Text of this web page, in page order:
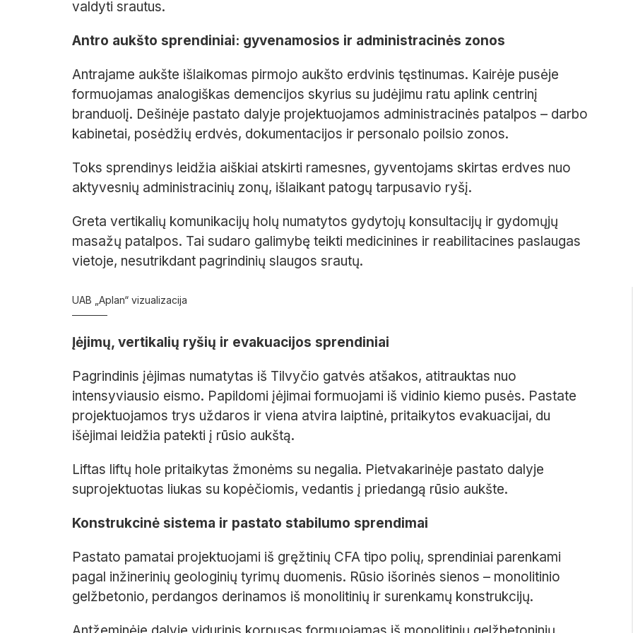
valdyti srautus.
Antro aukšto sprendiniai: gyvenamosios ir administracinės zonos
Antrajame aukšte išlaikomas pirmojo aukšto erdvinis tęstinumas. Kairėje pusėje
formuojamas analogiškas demencijos skyrius su judėjimu ratu aplink centrinį
branduolį. Dešinėje pastato dalyje projektuojamos administracinės patalpos – darbo
kabinetai, posėdžių erdvės, dokumentacijos ir personalo poilsio zonos.
Toks sprendinys leidžia aiškiai atskirti ramesnes, gyventojams skirtas erdves nuo
aktyvesnių administracinių zonų, išlaikant patogų tarpusavio ryšį.
Greta vertikalių komunikacijų holų numatytos gydytojų konsultacijų ir gydomųjų
masažų patalpos. Tai sudaro galimybę teikti medicinines ir reabilitacines paslaugas
vietoje, nesutrikdant pagrindinių slaugos srautų.
UAB „Aplan“ vizualizacija
Įėjimų, vertikalių ryšių ir evakuacijos sprendiniai
Pagrindinis įėjimas numatytas iš Tilvyčio gatvės atšakos, atitrauktas nuo
intensyviausio eismo. Papildomi įėjimai formuojami iš vidinio kiemo pusės. Pastate
projektuojamos trys uždaros ir viena atvira laiptinė, pritaikytos evakuacijai, du
išėjimai leidžia patekti į rūsio aukštą.
Liftas liftų hole pritaikytas žmonėms su negalia. Pietvakarinėje pastato dalyje
suprojektuotas liukas su kopėčiomis, vedantis į priedangą rūsio aukšte.
Konstrukcinė sistema ir pastato stabilumo sprendimai
Pastato pamatai projektuojami iš gręžtinių CFA tipo polių, sprendiniai parenkami
pagal inžinerinių geologinių tyrimų duomenis. Rūsio išorinės sienos – monolitinio
gelžbetonio, perdangos derinamos iš monolitinių ir surenkamų konstrukcijų.